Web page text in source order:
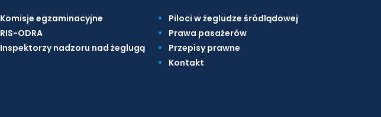
Komisje egzaminacyjne
RIS-ODRA
Inspektorzy nadzoru nad żeglugą
Piloci w żegludze śródlądowej
Prawa pasażerów
Przepisy prawne
Kontakt